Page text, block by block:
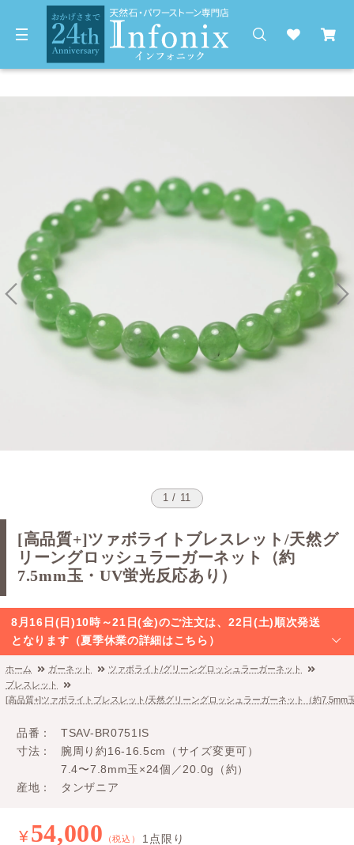
1 / 11
[高品質+]ツァボライトブレスレット/天然グ
リーングロッシュラーガーネット（約
7.5mm玉・UV蛍光反応あり）
8月16日(日)10時～21日(金)のご注文は、22日(土)順次発送
となります（夏季休業の詳細はこちら）
ホーム ガーネット
ツァボライト/グリーングロッシュラーガーネット
ブレスレット
[高品質+]ツァボライトブレスレット/天然グリーングロッシュラーガーネット（約7.5mm
品番
TSAV-BR0751IS
寸法
腕周り約16-16.5cm（サイズ変更可）
7.4〜7.8mm玉×24個／20.0g（約）
産地
タンザニア
¥54,000 （税込） 1点限り